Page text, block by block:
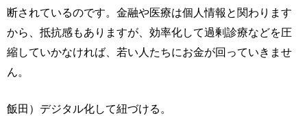
断されているのです。金融や医療は個人情報と関わります
から、抵抗感もありますが、効率化して過剰診療などを圧
縮していかなければ、若い人たちにお金が回っていきませ
ん。
飯田）デジタル化して紐づける。